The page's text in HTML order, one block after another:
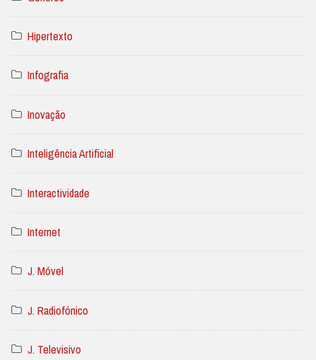
Hipertexto
Infografia
Inovação
Inteligência Artificial
Interactividade
Internet
J. Móvel
J. Radiofónico
J. Televisivo